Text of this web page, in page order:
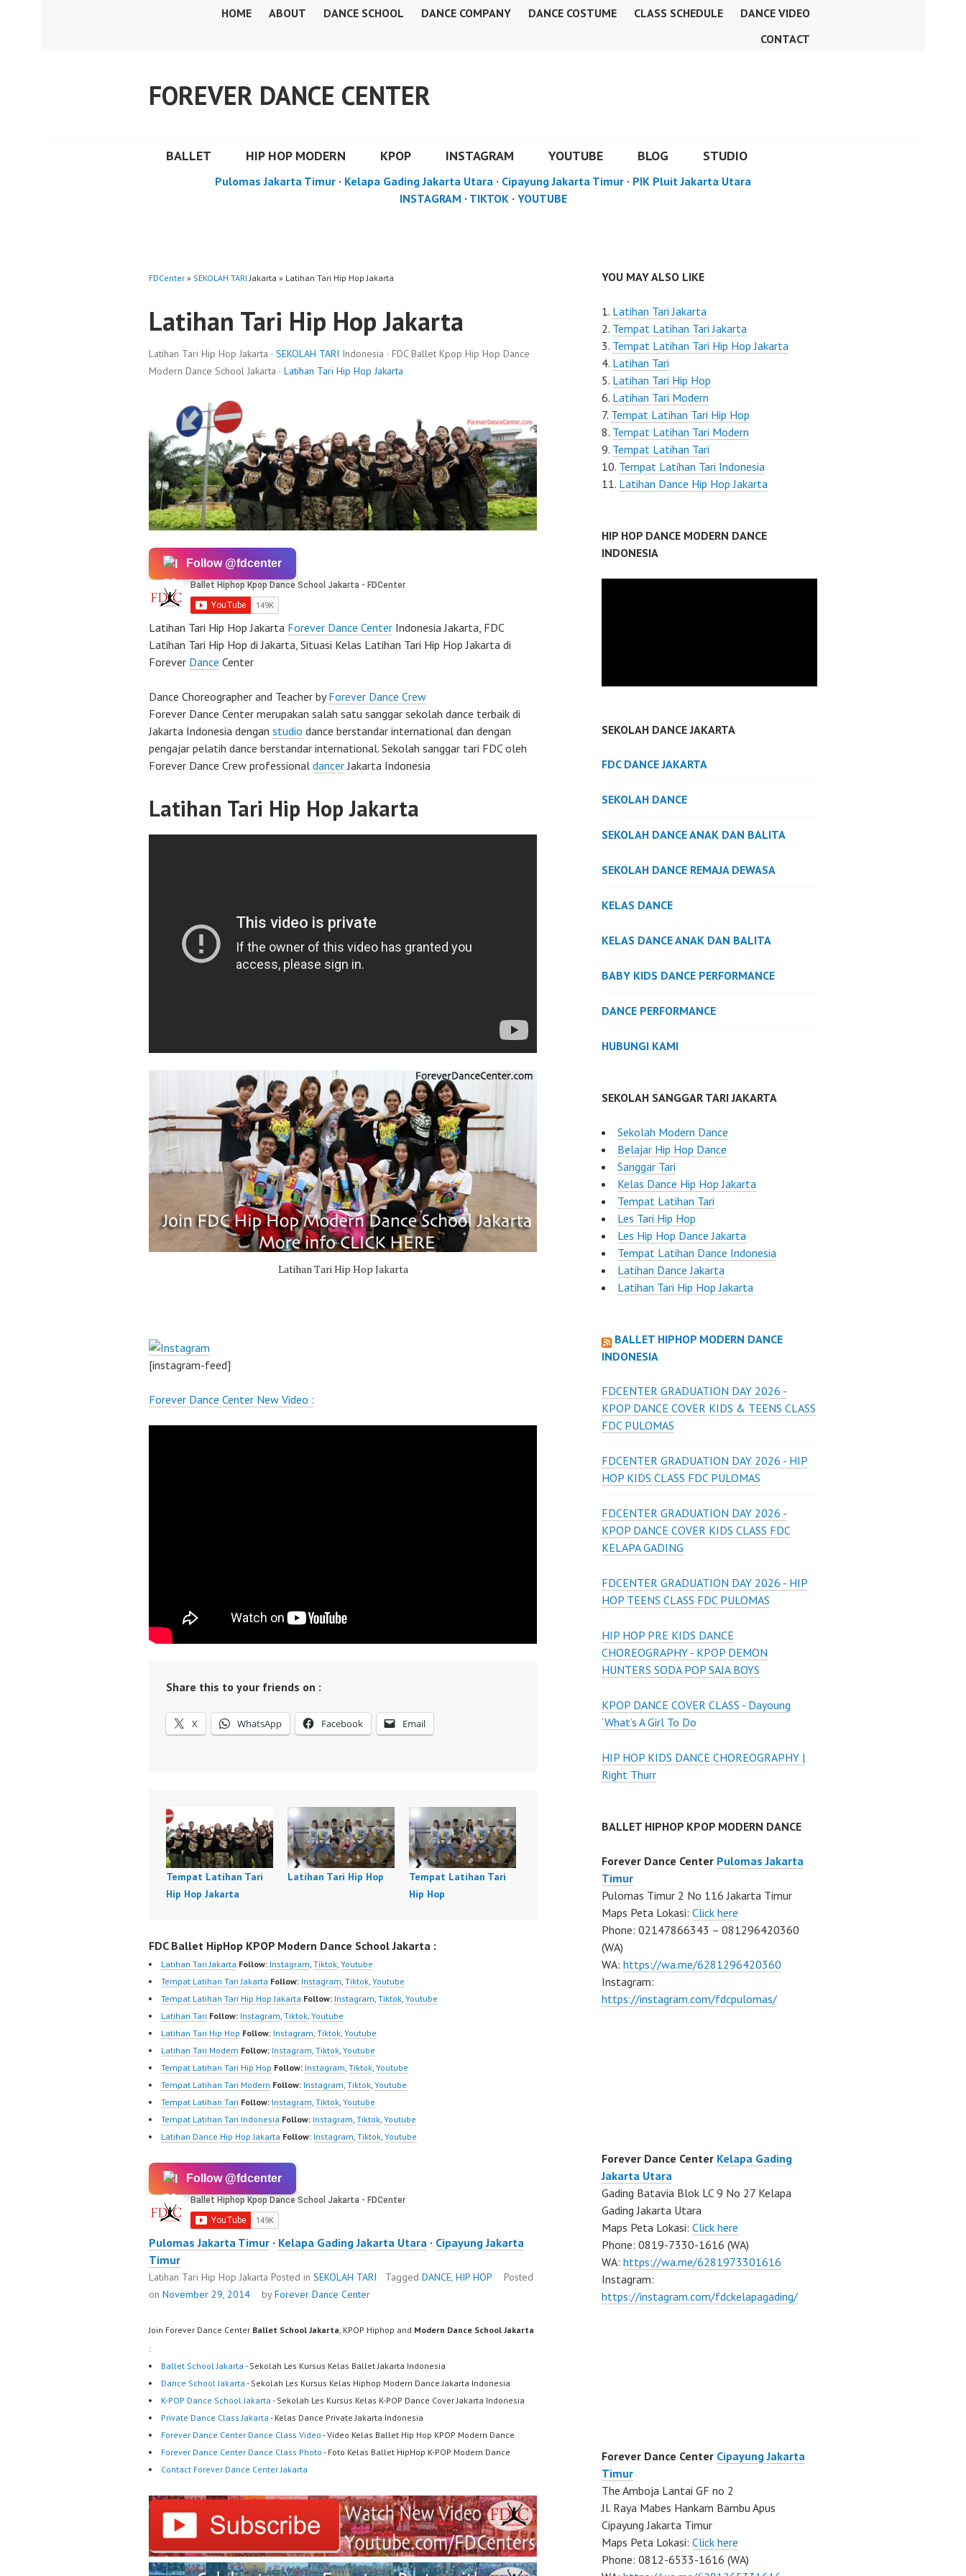
HOME ABOUT DANCE SCHOOL DANCE COMPANY DANCE COSTUME CLASS SCHEDULE
DANCE VIDEO
CONTACT
FOREVER DANCE CENTER
BALLET HIP HOP MODERN KPOP INSTAGRAM YOUTUBE BLOG STUDIO
Pulomas Jakarta Timur · Kelapa Gading Jakarta Utara · Cipayung Jakarta Timur · PIK Pluit Jakarta Utara
INSTAGRAM · TIKTOK· YOUTUBE
FDCenter » SEKOLAH TARI Jakarta » Latihan Tari Hip Hop Jakarta
Latihan Tari Hip Hop Jakarta
Latihan Tari Hip Hop Jakarta · SEKOLAH TARI Indonesia · FDC Ballet Kpop Hip Hop Dance
Modern Dance School Jakarta · Latihan Tari Hip Hop Jakarta
Follow @fdcenter
Latihan Tari Hip Hop Jakarta Forever Dance Center Indonesia Jakarta, FDC
Latihan Tari Hip Hop di Jakarta, Situasi Kelas Latihan Tari Hip Hop Jakarta di
Forever Dance Center
Dance Choreographer and Teacher byForever Dance Crew
Forever Dance Center merupakan salah satu sanggar sekolah dance terbaik di
Jakarta Indonesia dengan studio dance berstandar international dan dengan
pengajar pelatih dance berstandar international. Sekolah sanggar tari FDC oleh
Forever Dance Crew professional dancerJakarta Indonesia
Latihan Tari Hip Hop Jakarta
Latihan Tari Hip Hop Jakarta
[instagram-feed]
Forever Dance Center New Video :
Share this to your friends on :
X WhatsApp Facebook Email
Tempat Latihan Tari
Hip Hop Jakarta
Latihan Tari Hip Hop
Tempat Latihan Tari
Hip Hop
FDC Ballet HipHop KPOP Modern Dance School Jakarta :
Latihan Tari Jakarta Follow: Instagram, Tiktok, Youtube
Tempat Latihan Tari Jakarta Follow: Instagram, Tiktok, Youtube
Tempat Latihan Tari Hip Hop Jakarta Follow: Instagram, Tiktok, Youtube
Latihan Tari Follow: Instagram, Tiktok, Youtube
Latihan Tari Hip Hop Follow: Instagram, Tiktok, Youtube
Latihan Tari Modern Follow: Instagram, Tiktok, Youtube
Tempat Latihan Tari Hip Hop Follow: Instagram, Tiktok, Youtube
Tempat Latihan Tari Modern Follow: Instagram, Tiktok, Youtube
Tempat Latihan Tari Follow: Instagram, Tiktok, Youtube
Tempat Latihan Tari Indonesia Follow: Instagram, Tiktok, Youtube
Latihan Dance Hip Hop Jakarta Follow: Instagram, Tiktok, Youtube
Follow @fdcenter
Pulomas Jakarta Timur · Kelapa Gading Jakarta Utara · Cipayung Jakarta
Timur
Latihan Tari Hip Hop Jakarta Posted in SEKOLAH TARI Tagged DANCE, HIP HOP
Posted
on November 29, 2014 byForever Dance Center
Join Forever Dance Center Ballet School Jakarta, KPOP Hiphop and Modern Dance School Jakarta
:
Ballet School Jakarta - Sekolah Les Kursus Kelas Ballet Jakarta Indonesia
Dance School Jakarta - Sekolah Les Kursus Kelas Hiphop Modern Dance Jakarta Indonesia
K-POP Dance School Jakarta - Sekolah Les Kursus Kelas K-POP Dance Cover Jakarta Indonesia
Private Dance Class Jakarta - Kelas Dance Private Jakarta Indonesia
Forever Dance Center Dance Class Video - Video Kelas Ballet Hip Hop KPOP Modern Dance
Forever Dance Center Dance Class Photo - Foto Kelas Ballet HipHop K-POP Modern Dance
Contact Forever Dance Center Jakarta
YOU MAY ALSO LIKE
Latihan Tari Jakarta
Tempat Latihan Tari Jakarta
Tempat Latihan Tari Hip Hop Jakarta
Latihan Tari
Latihan Tari Hip Hop
Latihan Tari Modern
Tempat Latihan Tari Hip Hop
Tempat Latihan Tari Modern
Tempat Latihan Tari
Tempat Latihan Tari Indonesia
Latihan Dance Hip Hop Jakarta
HIP HOP DANCE MODERN DANCE
INDONESIA
SEKOLAH DANCE JAKARTA
FDC DANCE JAKARTA
SEKOLAH DANCE
SEKOLAH DANCE ANAK DAN BALITA
SEKOLAH DANCE REMAJA DEWASA
KELAS DANCE
KELAS DANCE ANAK DAN BALITA
BABY KIDS DANCE PERFORMANCE
DANCE PERFORMANCE
HUBUNGI KAMI
SEKOLAH SANGGAR TARI JAKARTA
Sekolah Modern Dance
Belajar Hip Hop Dance
Sanggar Tari
Kelas Dance Hip Hop Jakarta
Tempat Latihan Tari
Les Tari Hip Hop
Les Hip Hop Dance Jakarta
Tempat Latihan Dance Indonesia
Latihan Dance Jakarta
Latihan Tari Hip Hop Jakarta
BALLET HIPHOP MODERN DANCE
INDONESIA
FDCENTER GRADUATION DAY 2026 -
KPOP DANCE COVER KIDS & TEENS CLASS
FDC PULOMAS
FDCENTER GRADUATION DAY 2026 - HIP
HOP KIDS CLASS FDC PULOMAS
FDCENTER GRADUATION DAY 2026 -
KPOP DANCE COVER KIDS CLASS FDC
KELAPA GADING
FDCENTER GRADUATION DAY 2026 - HIP
HOP TEENS CLASS FDC PULOMAS
HIP HOP PRE KIDS DANCE
CHOREOGRAPHY - KPOP DEMON
HUNTERS SODA POP SAJA BOYS
KPOP DANCE COVER CLASS - Dayoung
‘What’s A Girl To Do
HIP HOP KIDS DANCE CHOREOGRAPHY |
Right Thurr
BALLET HIPHOP KPOP MODERN DANCE
Forever Dance Center Pulomas Jakarta
Timur
Pulomas Timur 2 No 116 Jakarta Timur
Maps Peta Lokasi: Click here
Phone: 02147866343 – 081296420360
(WA)
WA: https://wa.me/6281296420360
Instagram:
https://instagram.com/fdcpulomas/
Forever Dance Center Kelapa Gading
Jakarta Utara
Gading Batavia Blok LC 9 No 27 Kelapa
Gading Jakarta Utara
Maps Peta Lokasi: Click here
Phone: 0819-7330-1616 (WA)
WA: https://wa.me/6281973301616
Instagram:
https://instagram.com/fdckelapagading/
Forever Dance Center Cipayung Jakarta
Timur
The Amboja Lantai GF no 2
Jl. Raya Mabes Hankam Bambu Apus
Cipayung Jakarta Timur
Maps Peta Lokasi: Click here
Phone: 0812-6533-1616 (WA)